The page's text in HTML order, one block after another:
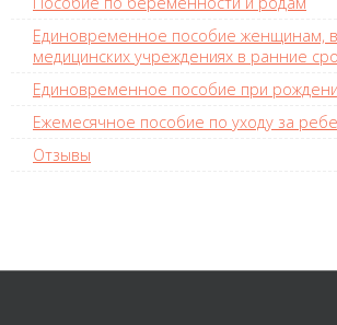
Единовременное пособие женщинам,
медицинских учреждениях в ранние
Единовременное пособие при
Ежемесячное пособие по уходу за
Отзывы